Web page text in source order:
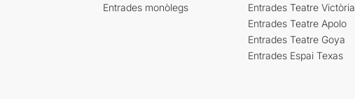
Entrades monòlegs
Entrades Teatre Victòria
Entrades Teatre Apolo
Entrades Teatre Goya
Entrades Espai Texas